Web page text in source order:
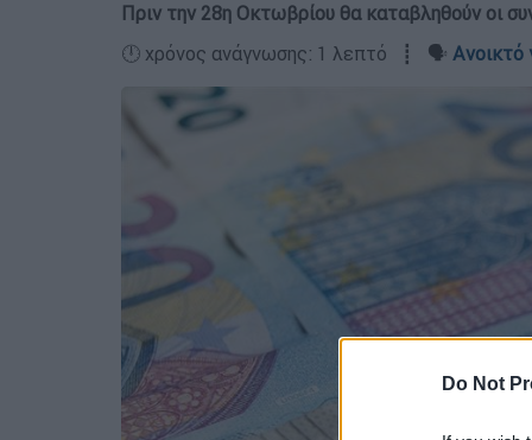
Do Not
Πριν την 28η Οκτωβρίου θα καταβληθούν οι
🕛 χρόνος ανάγνωσης: 1 λεπτό ┋ 🗣️ Ανοικτό